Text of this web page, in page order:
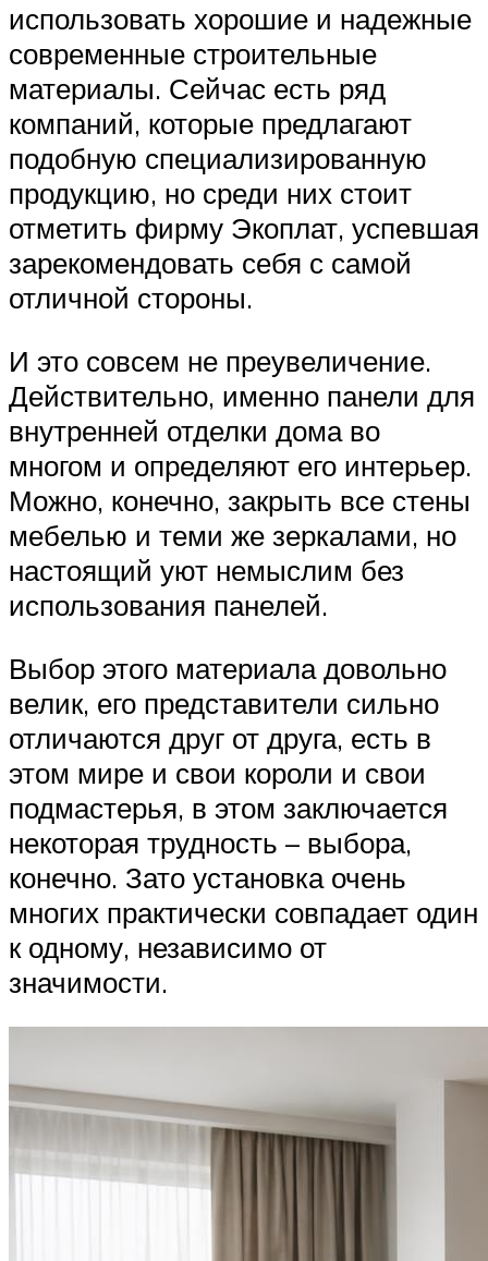
использовать хорошие и надежные
современные строительные
материалы. Сейчас есть ряд
компаний, которые предлагают
подобную специализированную
продукцию, но среди них стоит
отметить фирму Экоплат, успевшая
зарекомендовать себя с самой
отличной стороны.
И это совсем не преувеличение.
Действительно, именно панели для
внутренней отделки дома во
многом и определяют его интерьер.
Можно, конечно, закрыть все стены
мебелью и теми же зеркалами, но
настоящий уют немыслим без
использования панелей.
Выбор этого материала довольно
велик, его представители сильно
отличаются друг от друга, есть в
этом мире и свои короли и свои
подмастерья, в этом заключается
некоторая трудность – выбора,
конечно. Зато установка очень
многих практически совпадает один
к одному, независимо от
значимости.